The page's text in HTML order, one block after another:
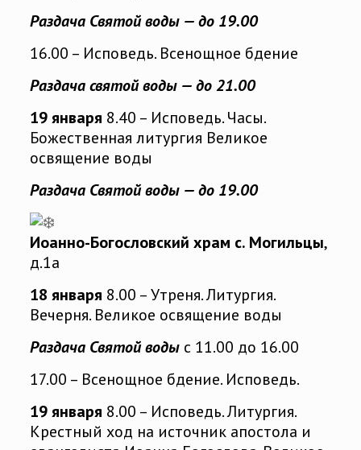
Раздача Святой воды — до 19.00
16.00 – Исповедь. Всенощное бдение
Раздача святой воды — до 21.00
19 января 8.40 – Исповедь. Часы.
Божественная литургия Великое
освящение воды
Раздача Святой воды — до 19.00
Иоанно-Богословский храм с. Могильцы,
д.1а
18 января 8.00 – Утреня. Литургия.
Вечерня. Великое освящение воды
Раздача Святой водыс 11.00 до 16.00
17.00 – Всенощное бдение. Исповедь.
19 января 8.00 – Исповедь. Литургия.
Крестный ход на источник апостола и